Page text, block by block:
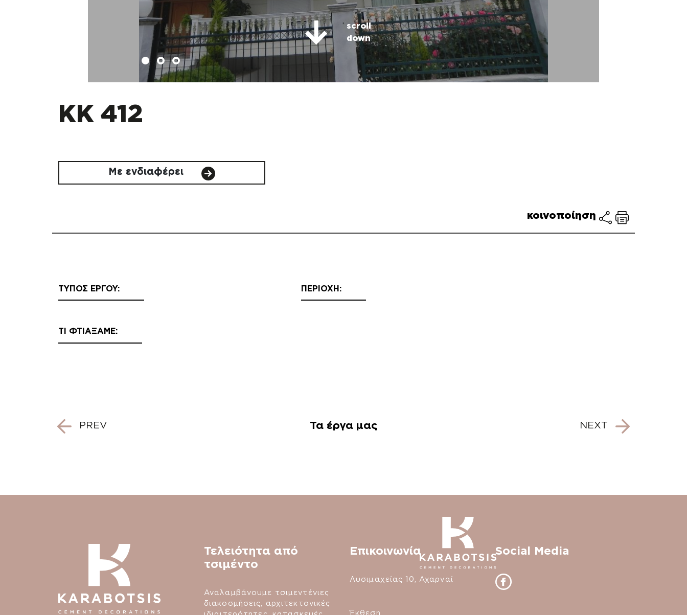
scroll
down
KK 412
Με ενδιαφέρει
κοινοποίηση
ΤΥΠΟΣ ΕΡΓΟΥ: ΠΕΡΙΟΧΗ:
ΤΙ ΦΤΙΑΞΑΜΕ:
Τα έργα μας
Post
NEXT
PREV
Τελειότητα από
τσιμέντο
Αναλαμβάνουμε τσιμεντένιες
διακοσμήσεις, αρχιτεκτονικές
Επικοινωνία
Λυσιμαχείας 10, Αχαρναί
Έκθεση
Social Media